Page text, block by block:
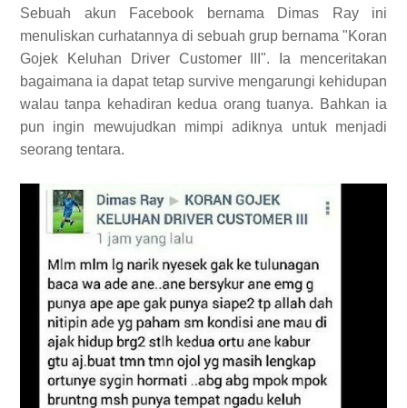
Sebuah akun Facebook bernama Dimas Ray ini
menuliskan curhatannya di sebuah grup bernama "Koran
Gojek Keluhan Driver Customer III". Ia menceritakan
bagaimana ia dapat tetap survive mengarungi kehidupan
walau tanpa kehadiran kedua orang tuanya. Bahkan ia
pun ingin mewujudkan mimpi adiknya untuk menjadi
seorang tentara.